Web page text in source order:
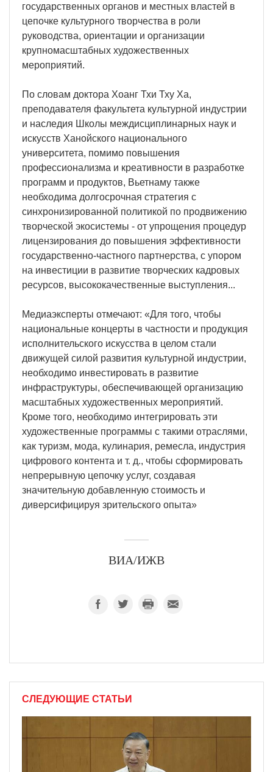
государственных органов и местных властей в
цепочке культурного творчества в роли
руководства, ориентации и организации
крупномасштабных художественных
мероприятий.
По словам доктора Хоанг Тхи Тху Ха,
преподавателя факультета культурной индустрии
и наследия Школы междисциплинарных наук и
искусств Ханойского национального
университета, помимо повышения
профессионализма и креативности в разработке
программ и продуктов, Вьетнаму также
необходима долгосрочная стратегия с
синхронизированной политикой по продвижению
творческой экосистемы - от упрощения процедур
лицензирования до повышения эффективности
государственно-частного партнерства, с упором
на инвестиции в развитие творческих кадровых
ресурсов, высококачественные выступления...
Медиаэксперты отмечают: «Для того, чтобы
национальные концерты в частности и продукция
исполнительского искусства в целом стали
движущей силой развития культурной индустрии,
необходимо инвестировать в развитие
инфраструктуры, обеспечивающей организацию
масштабных художественных мероприятий.
Кроме того, необходимо интегрировать эти
художественные программы с такими отраслями,
как туризм, мода, кулинария, ремесла, индустрия
цифрового контента и т. д., чтобы сформировать
непрерывную цепочку услуг, создавая
значительную добавленную стоимость и
диверсифицируя зрительского опыта»
ВИА/ИЖВ
СЛЕДУЮЩИЕ СТАТЬИ